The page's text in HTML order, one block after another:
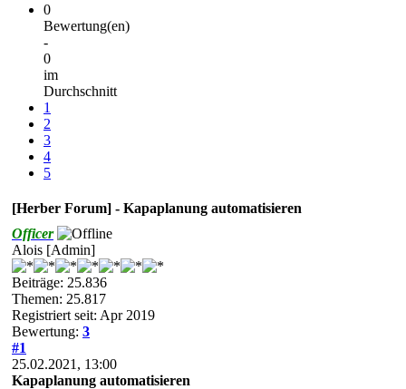
0
Bewertung(en)
-
0
im
Durchschnitt
1
2
3
4
5
[Herber Forum] - Kapaplanung automatisieren
Officer
Alois [Admin]
Beiträge: 25.836
Themen: 25.817
Registriert seit: Apr 2019
Bewertung: 3
#1
25.02.2021, 13:00
Kapaplanung automatisieren